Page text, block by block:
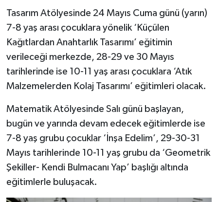
Tasarım Atölyesinde 24 Mayıs Cuma günü (yarın)
7-8 yaş arası çocuklara yönelik ‘Küçülen
Kağıtlardan Anahtarlık Tasarımı’ eğitimin
verileceği merkezde, 28-29 ve 30 Mayıs
tarihlerinde ise 10-11 yaş arası çocuklara ‘Atık
Malzemelerden Kolaj Tasarımı’ eğitimleri olacak.
Matematik Atölyesinde Salı günü başlayan,
bugün ve yarında devam edecek eğitimlerde ise
7-8 yaş grubu çocuklar ‘İnşa Edelim’, 29-30-31
Mayıs tarihlerinde 10-11 yaş grubu da ‘Geometrik
Şekiller- Kendi Bulmacanı Yap’ başlığı altında
eğitimlerle buluşacak.